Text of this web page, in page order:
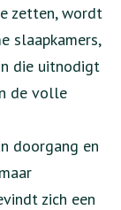
zetten, wordt
slaapkamers,
die uitnodigt
de volle
doorgang en
zich een